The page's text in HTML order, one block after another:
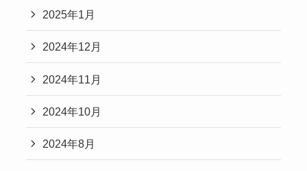
2025年1月
2024年12月
2024年11月
2024年10月
2024年8月